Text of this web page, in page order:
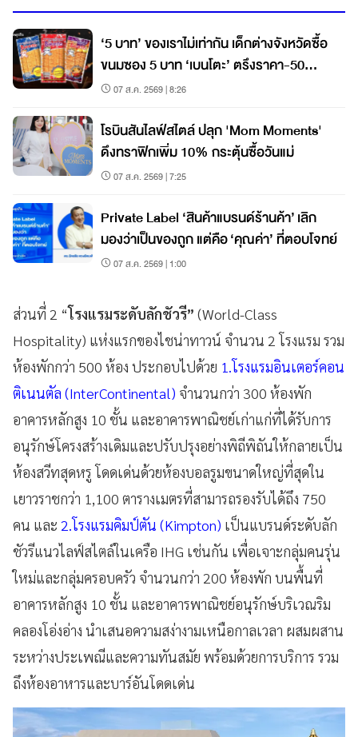
‘5 บาท’ ของเราไม่เท่ากัน เด็กต่างจังหวัดซื้อ
ขนมซอง 5 บาท ‘เบนโตะ’ ตรึงราคา-50
สตางค์ก็ขึ้นไม่ได้
07 ส.ค. 2569 | 8:26
โรบินสันไลฟ์สไตล์ ปลุก 'Mom Moments'
ดึงทราฟิกเพิ่ม 10% กระตุ้นซื้อวันแม่
07 ส.ค. 2569 | 7:25
Private Label ‘สินค้าแบรนด์ร้านค้า’ เลิก
มองว่าเป็นของถูก แต่คือ ‘คุณค่า’ ที่ตอบโจทย์
07 ส.ค. 2569 | 1:00
ส่วนที่ 2 “โรงแรมระดับลักชัวรี” (World-Class
Hospitality) แห่งแรกของไชน่าทาวน์ จำนวน 2 โรงแรม รวม
ห้องพักกว่า 500 ห้อง ประกอบไปด้วย 1.โรงแรมอินเตอร์คอน
ติเนนตัล (InterContinental) จำนวนกว่า 300 ห้องพัก
อาคารหลักสูง 10 ชั้น และอาคารพาณิชย์เก่าแก่ที่ได้รับการ
อนุรักษ์โครงสร้างเดิมและปรับปรุงอย่างพิถีพิถันให้กลายเป็น
ห้องสวีทสุดหรู โดดเด่นด้วยห้องบอลรูมขนาดใหญ่ที่สุดใน
เยาวราชกว่า 1,100 ตารางเมตรที่สามารถรองรับได้ถึง 750
คน และ 2.โรงแรมคิมป์ตัน (Kimpton) เป็นแบรนด์ระดับลัก
ชัวรีแนวไลฟ์สไตล์ในเครือ IHG เช่นกัน เพื่อเจาะกลุ่มคนรุ่น
ใหม่และกลุ่มครอบครัว จำนวนกว่า 200 ห้องพัก บนพื้นที่
อาคารหลักสูง 10 ชั้น และอาคารพาณิชย์อนุรักษ์บริเวณริม
คลองโอ่งอ่าง นำเสนอความสง่างามเหนือกาลเวลา ผสมผสาน
ระหว่างประเพณีและความทันสมัย พร้อมด้วยการบริการ รวม
ถึงห้องอาหารและบาร์อันโดดเด่น